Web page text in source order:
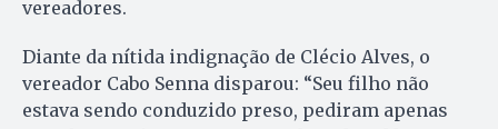
vereadores.
Diante da nítida indignação de Clécio Alves, o
vereador Cabo Senna disparou: “Seu filho não
estava sendo conduzido preso, pediram apenas